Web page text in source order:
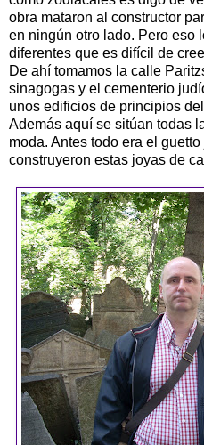
obra mataron al constructor
en ningún otro lado. Pero eso
diferentes que es difícil de
De ahí tomamos la calle
sinagogas y el cementerio
unos edificios de principios
Además aquí se sitúan todas
moda. Antes todo era el
construyeron estas joyas de